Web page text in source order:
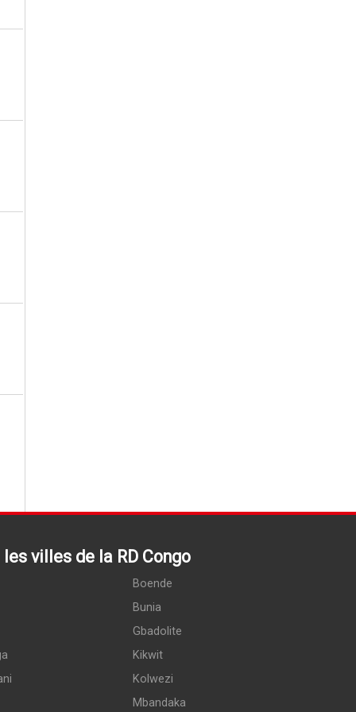
villes de la RD Congo
Boende
Bunia
Gbadolite
Kikwit
Kolwezi
Mbandaka